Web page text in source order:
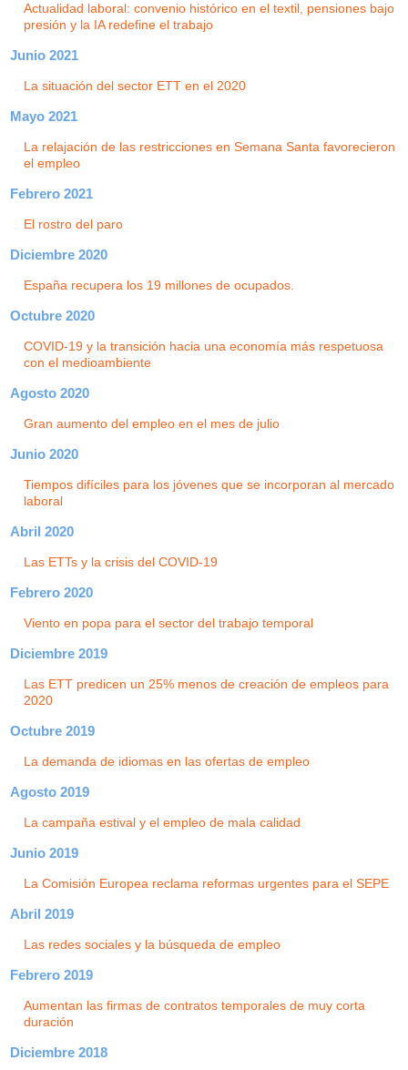
Actualidad laboral: convenio histórico en el textil, pensiones bajo
presión y la IA redefine el trabajo
Junio 2021
La situación del sector ETT en el 2020
Mayo 2021
La relajación de las restricciones en Semana Santa favorecieron
el empleo
Febrero 2021
El rostro del paro
Diciembre 2020
España recupera los 19 millones de ocupados.
Octubre 2020
COVID-19 y la transición hacia una economía más respetuosa
con el medioambiente
Agosto 2020
Gran aumento del empleo en el mes de julio
Junio 2020
Tiempos difíciles para los jóvenes que se incorporan al mercado
laboral
Abril 2020
Las ETTs y la crisis del COVID-19
Febrero 2020
Viento en popa para el sector del trabajo temporal
Diciembre 2019
Las ETT predicen un 25% menos de creación de empleos para
2020
Octubre 2019
La demanda de idiomas en las ofertas de empleo
Agosto 2019
La campaña estival y el empleo de mala calidad
Junio 2019
La Comisión Europea reclama reformas urgentes para el SEPE
Abril 2019
Las redes sociales y la búsqueda de empleo
Febrero 2019
Aumentan las firmas de contratos temporales de muy corta
duración
Diciembre 2018